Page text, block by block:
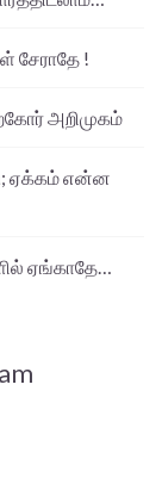
சேராதே !
அறிமுகம்
ஏக்கம் என்ன
ஏங்காதே…